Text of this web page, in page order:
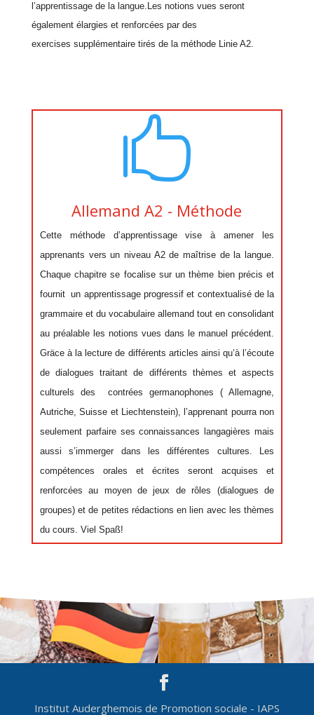
l’apprentissage de la langue.Les notions vues seront
également élargies et renforcées par des
exercises supplémentaire tirés de la méthode Linie A2.

Allemand A2 - Méthode
Cette méthode d’apprentissage vise à amener les
apprenants vers un niveau A2 de maîtrise de la langue.
Chaque chapitre se focalise sur un thème bien précis et
fournit un apprentissage progressif et contextualisé de la
grammaire et du vocabulaireallemand tout en consolidant
au préalable les notions vues dans le manuel précédent.
Gräce à la lecture de différents articles ainsi qu’à l’écoute
de dialogues traitant de différents thèmes et aspects
culturels des contrées germanophones ( Allemagne,
Autriche, Suisse et Liechtenstein), l’apprenant pourra non
seulement parfaire ses connaissances langagières mais
aussi s’immerger dans les différentes cultures. Les
compétences orales et écrites seront acquises et
renforcées au moyen de jeux de rôles (dialogues de
groupes) et de petites rédactions en lien avec les thèmes
du cours. Viel Spaß!
Institut Auderghemois de Promotion sociale - IAPS